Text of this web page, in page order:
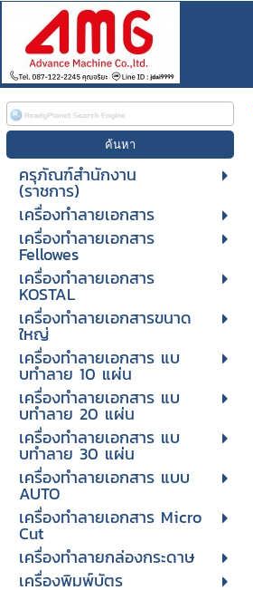
ครุภัณฑ์สำนักงาน
(ราชการ)
เครื่องทำลายเอกสาร
เครื่องทำลายเอกสาร
Fellowes
เครื่องทำลายเอกสาร
KOSTAL
เครื่องทำลายเอกสารขนาด
ใหญ่
เครื่องทําลายเอกสาร แบ
บทําลาย 10 แผ่น
เครื่องทําลายเอกสาร แบ
บทําลาย 20 แผ่น
เครื่องทําลายเอกสาร แบ
บทําลาย 30 แผ่น
เครื่องทำลายเอกสาร แบบ
AUTO
เครื่องทำลายเอกสาร Micro
Cut
เครื่องทำลายกล่องกระดาษ
เครื่องพิมพ์บัตร